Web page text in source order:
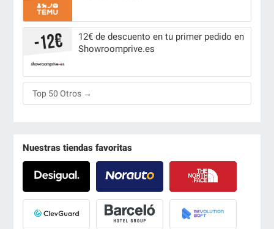
12€ de descuento en tu primer pedido en
Showroomprive.es
Top 50 Otros →
Nuestras tiendas favoritas